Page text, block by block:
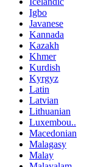
Igbo
Javanese
Kannada
Kazakh
Khmer
Kurdish
Kyrgyz
Latin
Latvian
Lithuanian
Luxembou..
Macedonian
Malagasy
Malay